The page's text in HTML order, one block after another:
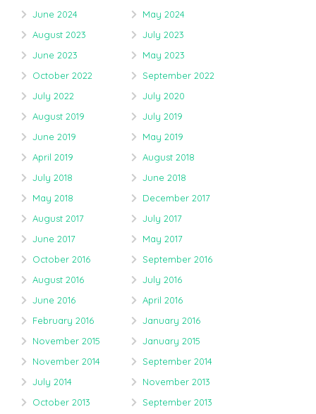
June 2024
May 2024
August 2023
July 2023
June 2023
May 2023
October 2022
September 2022
July 2022
July 2020
August 2019
July 2019
June 2019
May 2019
April 2019
August 2018
July 2018
June 2018
May 2018
December 2017
August 2017
July 2017
June 2017
May 2017
October 2016
September 2016
August 2016
July 2016
June 2016
April 2016
February 2016
January 2016
November 2015
January 2015
November 2014
September 2014
July 2014
November 2013
October 2013
September 2013